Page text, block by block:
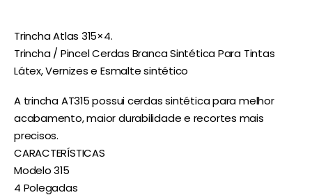
Trincha Atlas 315×4.
Trincha / Pincel Cerdas Branca Sintética Para Tintas
Látex, Vernizes e Esmalte sintético
A trincha AT315 possui cerdas sintética para melhor
acabamento, maior durabilidade e recortes mais
precisos.
CARACTERÍSTICAS
Modelo 315
4 Polegadas